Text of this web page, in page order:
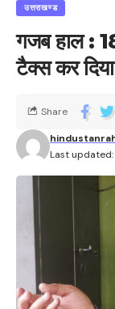
उत्तराखण्ड
गजब हाल :
टैक्स कर
Last
Share